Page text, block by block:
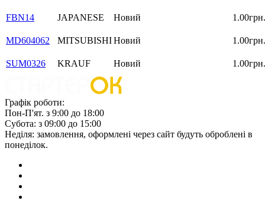
FBN14 JAPANESE Новий 1.00грн.
MD604062 MITSUBISHIНовий 1.00грн.
SUM0326 KRAUF Новий 1.00грн.
Графік роботи:
Пон-П'ят. з 9:00 до 18:00
Субота: з 09:00 до 15:00
Неділя: замовлення, оформлені через сайт будуть оброблені в
понеділок.